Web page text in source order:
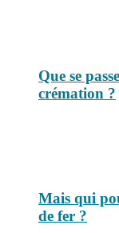
Que se
crémation ?
Mais qui
de fer ?